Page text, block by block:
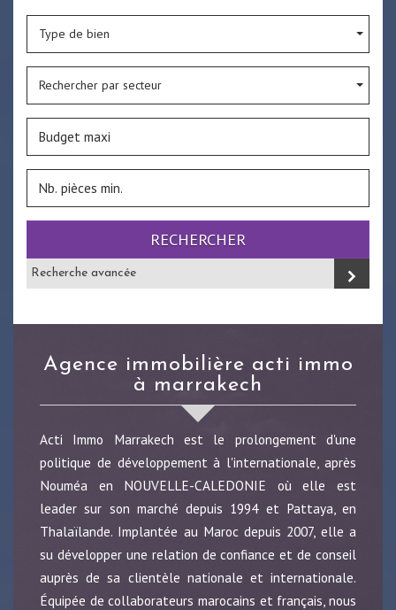
Type de bien
Rechercher par secteur
RECHERCHER
Recherche avancée
agence immobilière acti immo
à marrakech
Acti Immo Marrakech est le prolongement d'une
politique de développement à l'internationale, après
Nouméa en NOUVELLE-CALEDONIE où elle est
leader sur son marché depuis 1994 et Pattaya, en
Thalaïlande. Implantée au Maroc depuis 2007, elle a
su développer une relation de confiance et de conseil
auprès de sa clientèle nationale et internationale.
Équipée de collaborateurs marocains et français, nous